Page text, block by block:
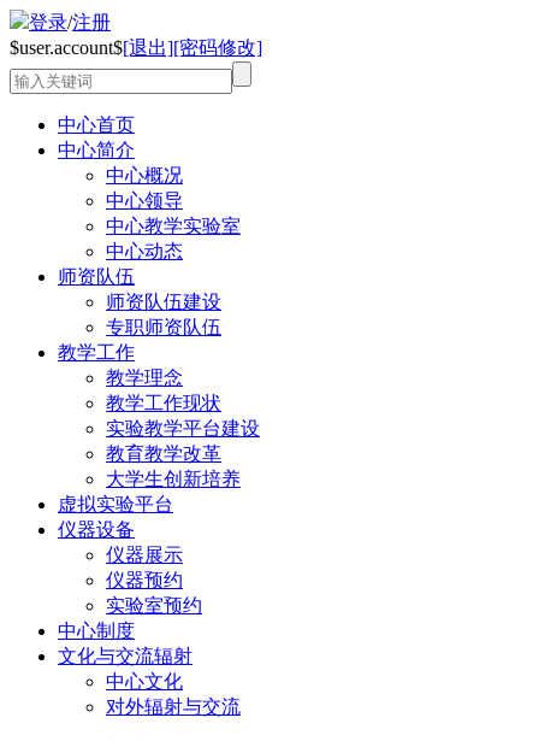
登录/注册
$user.account$[退出][密码修改]
中心首页
中心简介
中心概况
中心领导
中心教学实验室
中心动态
师资队伍
师资队伍建设
专职师资队伍
教学工作
教学理念
教学工作现状
实验教学平台建设
教育教学改革
大学生创新培养
虚拟实验平台
仪器设备
仪器展示
仪器预约
实验室预约
中心制度
文化与交流辐射
中心文化
对外辐射与交流